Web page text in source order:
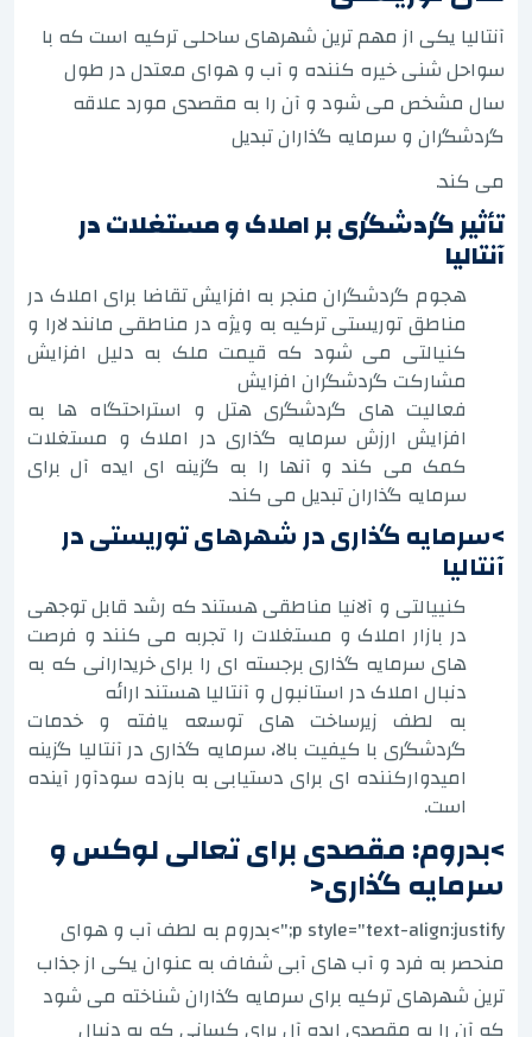
آنتالیا یکی از مهم ترین شهرهای ساحلی ترکیه است که با
سواحل شنی خیره کننده و آب و هوای معتدل در طول
سال مشخص می شود و آن را به مقصدی مورد علاقه
گردشگران و سرمایه گذاران تبدیل
می کند.
تأثیر گردشگری بر املاک و مستغلات در
آنتالیا
هجوم گردشگران منجر به افزایش تقاضا برای املاک در
مناطق توریستی ترکیه به ویژه در مناطقی مانند لارا و
کنیالتی می شود که قیمت ملک به دلیل افزایش
مشارکت گردشگران افزایش
فعالیت های گردشگری هتل و استراحتگاه ها به
افزایش ارزش سرمایه گذاری در املاک و مستغلات
کمک می کند و آنها را به گزینه ای ایده آل برای
سرمایه گذاران تبدیل می کند.
>سرمایه گذاری در شهرهای توریستی در
آنتالیا
کنییالتی و آلانیا مناطقی هستند که رشد قابل توجهی
در بازار املاک و مستغلات را تجربه می کنند و فرصت
های سرمایه گذاری برجسته ای را برای خریدارانی که به
دنبال املاک در استانبول و آنتالیا هستند ارائه
به لطف زیرساخت های توسعه یافته و خدمات
گردشگری با کیفیت بالا، سرمایه گذاری در آنتالیا گزینه
امیدوارکننده ای برای دستیابی به بازده سودآور آینده
است.
>بدروم: مقصدی برای تعالی لوکس و
سرمایه گذاری<
p style="text-align:justify;">بدروم به لطف آب و هوای
منحصر به فرد و آب های آبی شفاف به عنوان یکی از جذاب
ترین شهرهای ترکیه برای سرمایه گذاران شناخته می شود
که آن را به مقصدی ایده آل برای کسانی که به دنبال